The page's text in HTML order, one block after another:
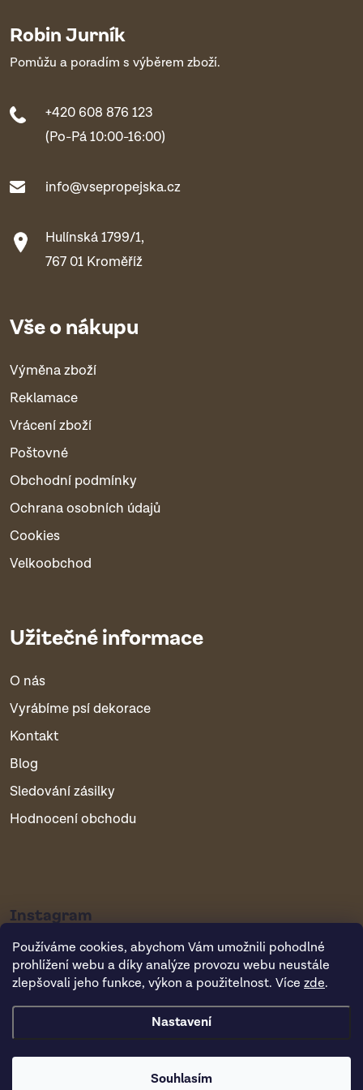
Používáme cookies, abychom Vám umožnili pohodlné
prohlížení webu a díky analýze provozu webu neustále
zlepšovali jeho funkce, výkon a použitelnost. Více zde.
Nastavení
Souhlasím
Robin Jurník
Pomůžu a poradím s výběrem zboží.
+420 608 876 123
(Po-Pá 10:00-16:00)
info@vsepropejska.cz
Hulínská 1799/1,
767 01 Kroměříž
Vše o nákupu
Výměna zboží
Reklamace
Vrácení zboží
Poštovné
Obchodní podmínky
Ochrana osobních údajů
Cookies
Velkoobchod
Užitečné informace
O nás
Vyrábíme psí dekorace
Kontakt
Blog
Sledování zásilky
Hodnocení obchodu
Instagram
Copyright 2026Vsepropejska.cz. Všechna práva vyhrazena.